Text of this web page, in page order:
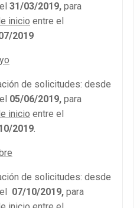
31/03/2019, para
inicio entre el
2019
de solicitudes: desde
05/06/2019, para
inicio entre el
2019.
de solicitudes: desde
07/10/2019, para